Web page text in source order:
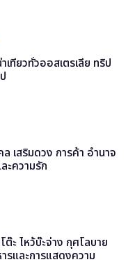
เที่ยวทั่วออสเตรเลีย ทริป
เสริมดวง การค้า อำนาจ
ะความรัก
ต๊ะ ไหว้บ๊ะจ่าง กุศโลบาย
รและการแสดงความ